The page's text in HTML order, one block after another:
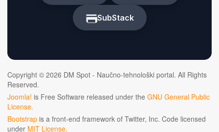
SubStack
Copyright © 2026 DM Spot - Naučno-tehnološki portal. All Rights
Reserved.
Joomla! is Free Software released under the GNU General Public
License.
Bootstrap is a front-end framework of Twitter, Inc. Code licensed
under MIT License.